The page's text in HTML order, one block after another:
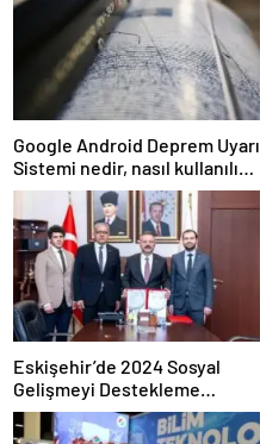
Google Android Deprem Uyarı
Sistemi nedir, nasıl kullanılır?
Android Deprem Uyarı
Sistemi Açma Adımları!
Eskişehir’de 2024 Sosyal
Gelişmeyi Destekleme
Programı Projeleri İmzalandı